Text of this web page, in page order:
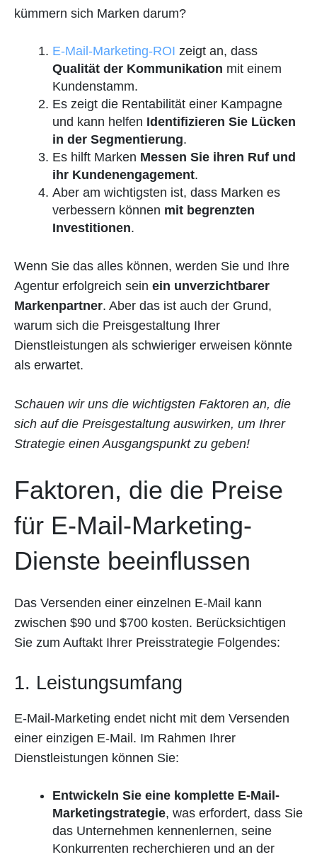
kümmern sich Marken darum?
E-Mail-Marketing-ROI zeigt an, dass
Qualität der Kommunikation mit einem
Kundenstamm.
Es zeigt die Rentabilität einer Kampagne
und kann helfen Identifizieren Sie Lücken
in der Segmentierung.
Es hilft Marken Messen Sie ihren Ruf und
ihr Kundenengagement.
Aber am wichtigsten ist, dass Marken es
verbessern können mit begrenzten
Investitionen.
Wenn Sie das alles können, werden Sie und Ihre
Agentur erfolgreich sein ein unverzichtbarer
Markenpartner. Aber das ist auch der Grund,
warum sich die Preisgestaltung Ihrer
Dienstleistungen als schwieriger erweisen könnte
als erwartet.
Schauen wir uns die wichtigsten Faktoren an, die
sich auf die Preisgestaltung auswirken, um Ihrer
Strategie einen Ausgangspunkt zu geben!
Faktoren, die die Preise
für E-Mail-Marketing-
Dienste beeinflussen
Das Versenden einer einzelnen E-Mail kann
zwischen $90 und $700 kosten. Berücksichtigen
Sie zum Auftakt Ihrer Preisstrategie Folgendes:
1. Leistungsumfang
E-Mail-Marketing endet nicht mit dem Versenden
einer einzigen E-Mail. Im Rahmen Ihrer
Dienstleistungen können Sie:
Entwickeln Sie eine komplette E-Mail-
Marketingstrategie, was erfordert, dass Sie
das Unternehmen kennenlernen, seine
Konkurrenten recherchieren und an der